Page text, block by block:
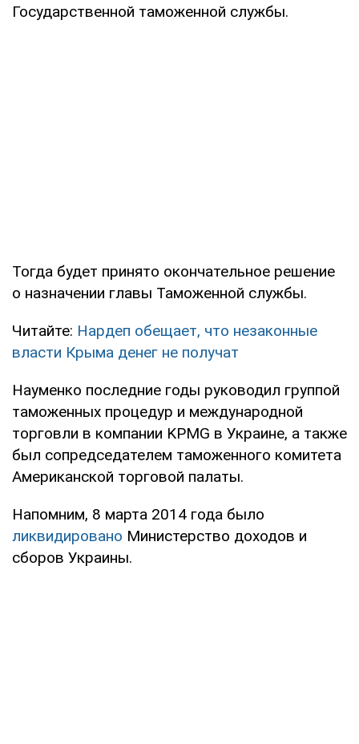
Государственной таможенной службы.
Тогда будет принято окончательное решение
о назначении главы Таможенной службы.
Читайте: Нардеп обещает, что незаконные
власти Крыма денег не получат
Науменко последние годы руководил группой
таможенных процедур и международной
торговли в компании KPMG в Украине, а также
был сопредседателем таможенного комитета
Американской торговой палаты.
Напомним, 8 марта 2014 года было
ликвидировано Министерство доходов и
сборов Украины.